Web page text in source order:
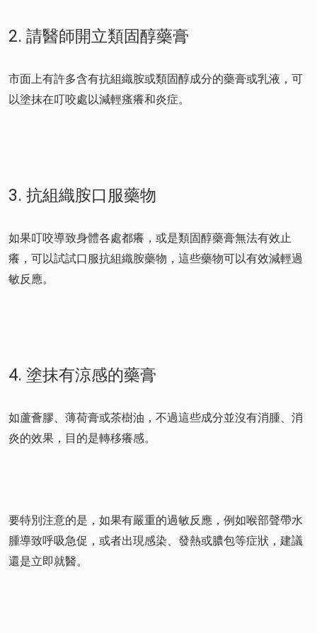
2. 請醫師開立類固醇藥膏
市面上有許多含有抗組織胺或類固醇成分的藥膏或乳液，可
以塗抹在叮咬處以減輕瘙癢和炎症。
3. 抗組織胺口服藥物
如果叮咬導致身體各處都癢，或是類固醇藥膏無法有效止
癢，可以試試口服抗組織胺藥物，這些藥物可以有效減輕過
敏反應。
4. 塗抹有涼感的藥膏
如蘆薈膠、薄荷膏或茶樹油，不過這些成分並沒有消腫、消
炎的效果，目的是轉移癢感。
要特別注意的是，如果有嚴重的過敏反應，例如喉部聲帶水
腫導致呼吸急促，或者出現感染、發熱或膿包等症狀，建議
還是立即就醫。